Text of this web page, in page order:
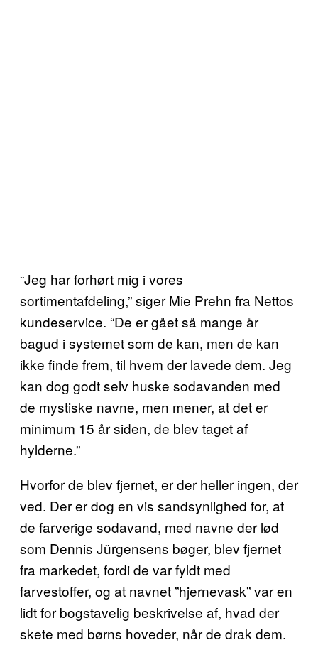
“Jeg har forhørt mig i vores
sortimentafdeling,” siger Mie Prehn fra Nettos
kundeservice. “De er gået så mange år
bagud i systemet som de kan, men de kan
ikke finde frem, til hvem der lavede dem. Jeg
kan dog godt selv huske sodavanden med
de mystiske navne, men mener, at det er
minimum 15 år siden, de blev taget af
hylderne.”
Hvorfor de blev fjernet, er der heller ingen, der
ved. Der er dog en vis sandsynlighed for, at
de farverige sodavand, med navne der lød
som Dennis Jürgensens bøger, blev fjernet
fra markedet, fordi de var fyldt med
farvestoffer, og at navnet ”hjernevask” var en
lidt for bogstavelig beskrivelse af, hvad der
skete med børns hoveder, når de drak dem.